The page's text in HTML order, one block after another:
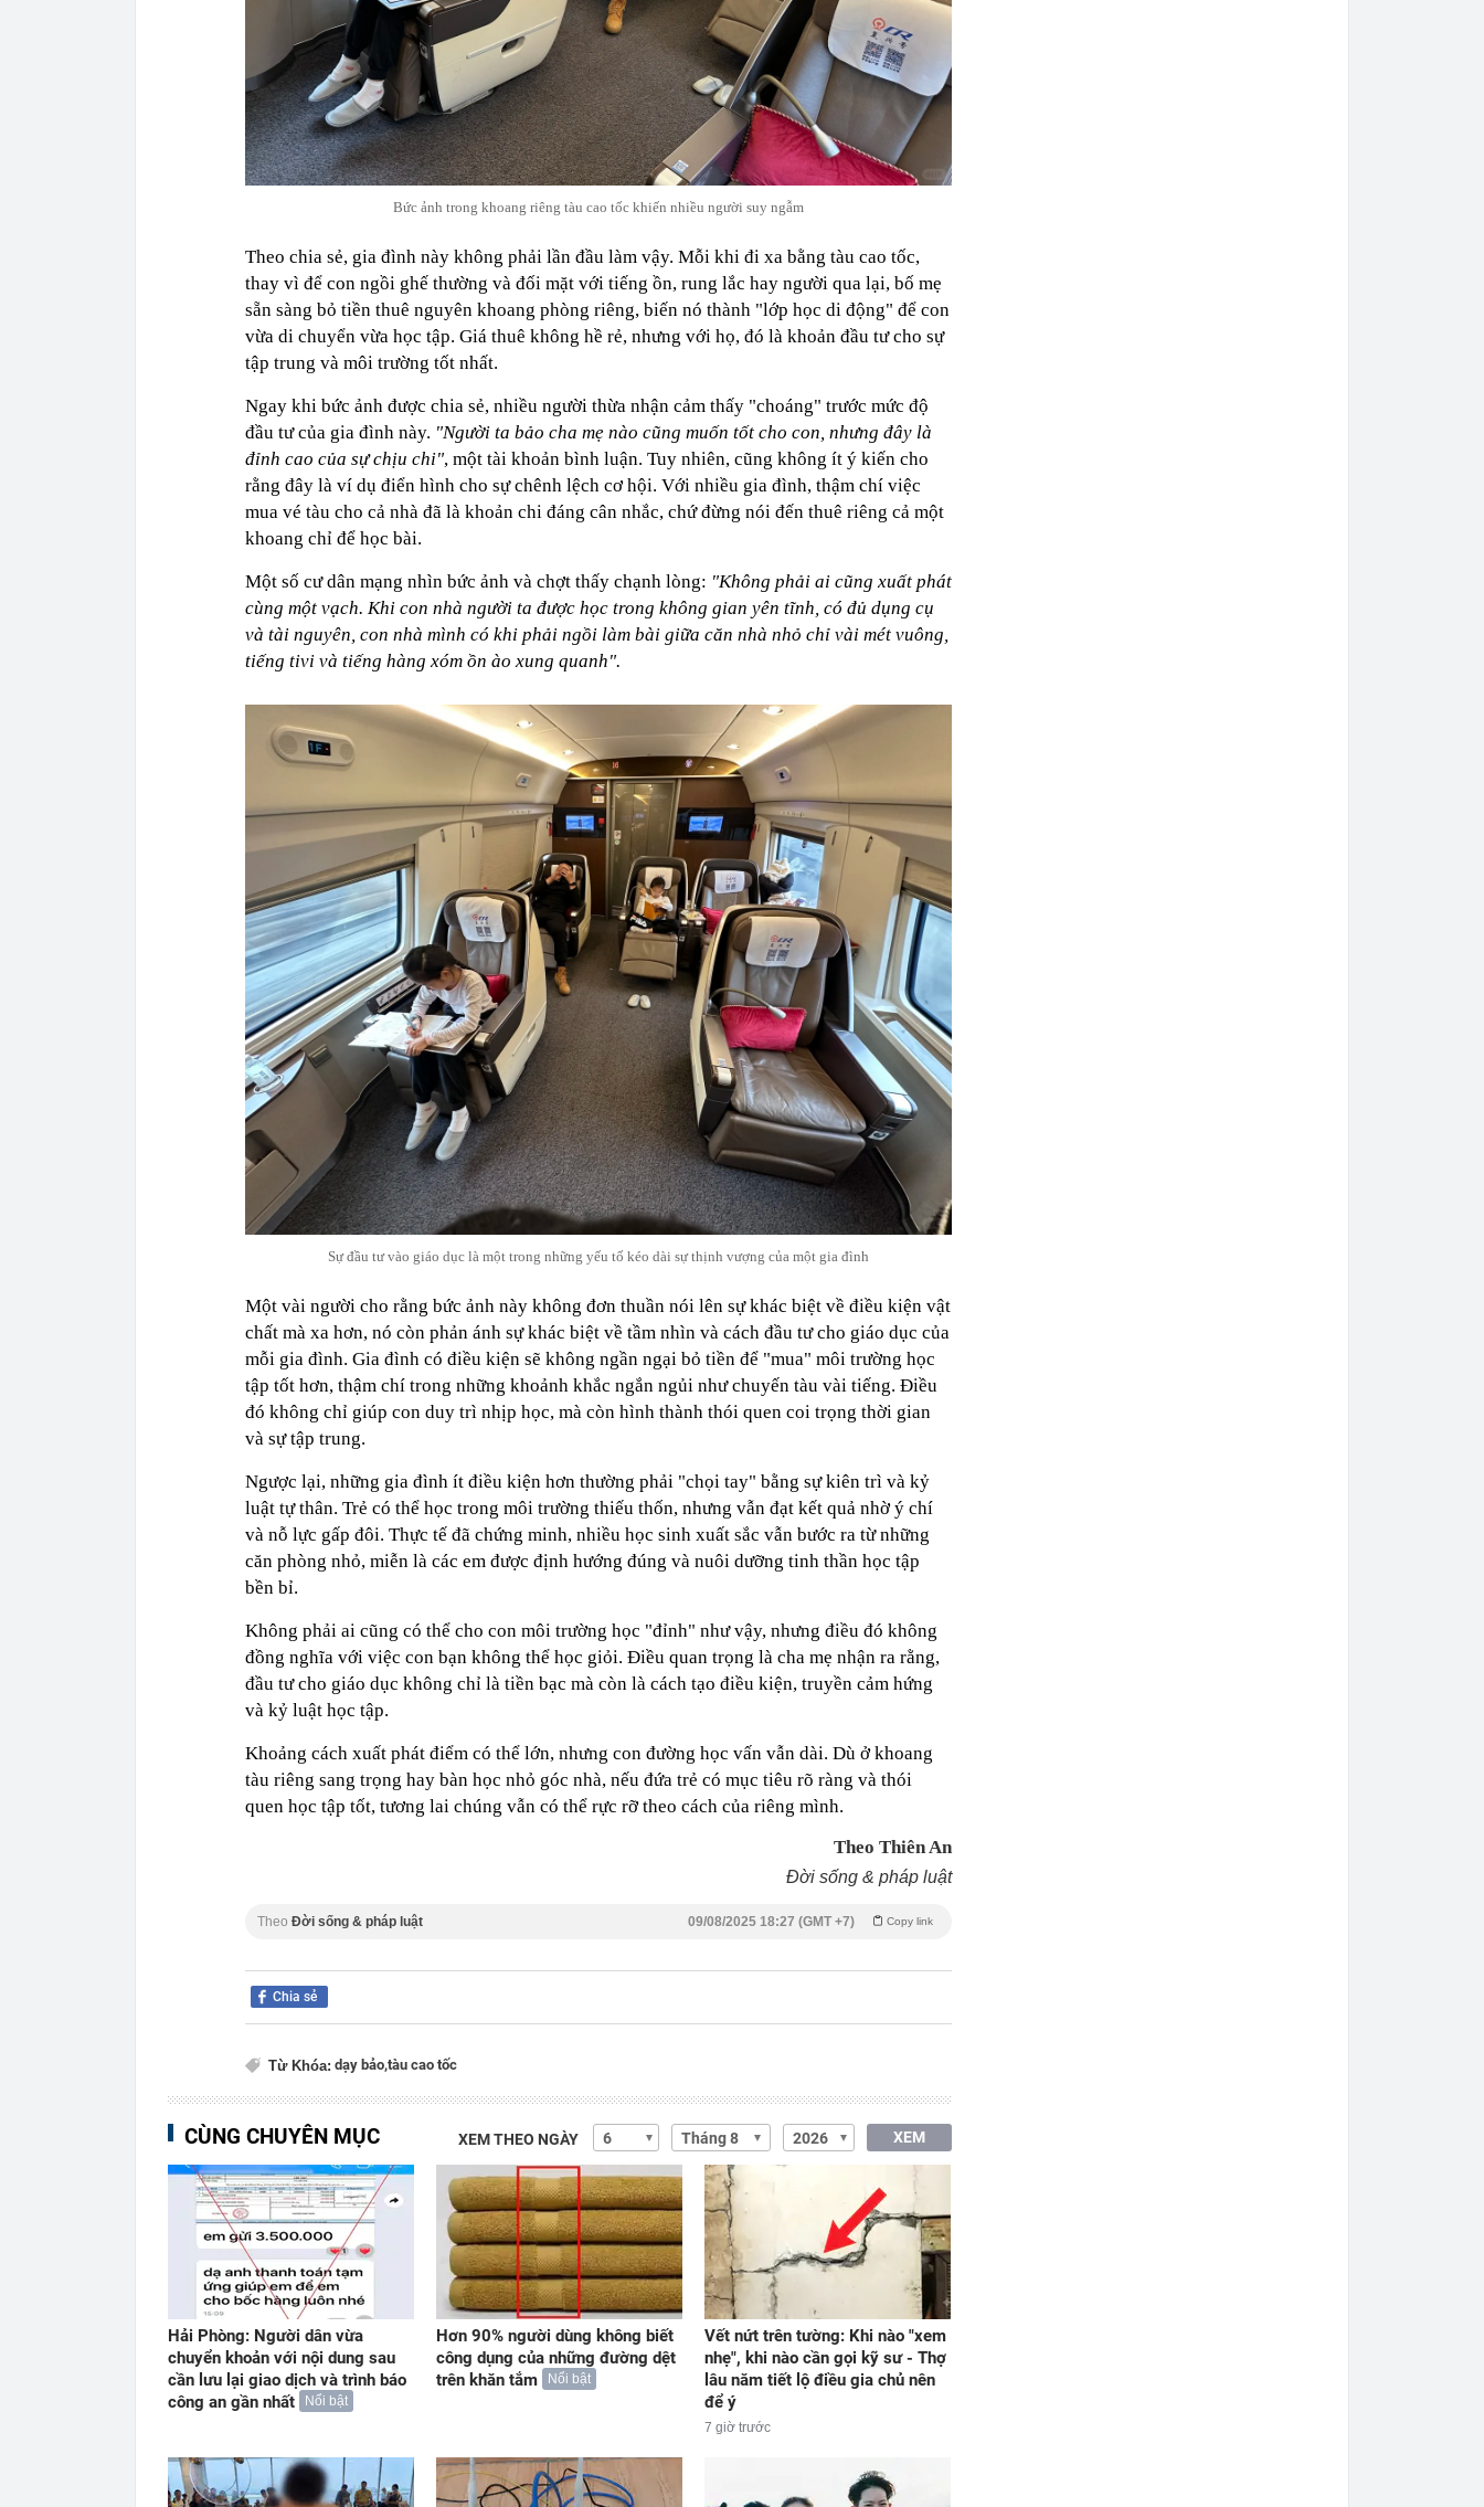
Bức ảnh trong khoang riêng tàu cao tốc khiến nhiều người suy ngẫm
Theo chia sẻ, gia đình này không phải lần đầu làm vậy. Mỗi khi đi xa bằng tàu cao tốc,
thay vì để con ngồi ghế thường và đối mặt với tiếng ồn, rung lắc hay người qua lại, bố mẹ
sẵn sàng bỏ tiền thuê nguyên khoang phòng riêng, biến nó thành "lớp học di động" để con
vừa di chuyển vừa học tập. Giá thuê không hề rẻ, nhưng với họ, đó là khoản đầu tư cho sự
tập trung và môi trường tốt nhất.
Ngay khi bức ảnh được chia sẻ, nhiều người thừa nhận cảm thấy "choáng" trước mức độ
đầu tư của gia đình này. "Người ta bảo cha mẹ nào cũng muốn tốt cho con, nhưng đây là
đỉnh cao của sự chịu chi", một tài khoản bình luận. Tuy nhiên, cũng không ít ý kiến cho
rằng đây là ví dụ điển hình cho sự chênh lệch cơ hội. Với nhiều gia đình, thậm chí việc
mua vé tàu cho cả nhà đã là khoản chi đáng cân nhắc, chứ đừng nói đến thuê riêng cả một
khoang chỉ để học bài.
Một số cư dân mạng nhìn bức ảnh và chợt thấy chạnh lòng: "Không phải ai cũng xuất phát
cùng một vạch. Khi con nhà người ta được học trong không gian yên tĩnh, có đủ dụng cụ
và tài nguyên, con nhà mình có khi phải ngồi làm bài giữa căn nhà nhỏ chỉ vài mét vuông,
tiếng tivi và tiếng hàng xóm ồn ào xung quanh".
Sự đầu tư vào giáo dục là một trong những yếu tố kéo dài sự thịnh vượng của một gia đình
Một vài người cho rằng bức ảnh này không đơn thuần nói lên sự khác biệt về điều kiện vật
chất mà xa hơn, nó còn phản ánh sự khác biệt về tầm nhìn và cách đầu tư cho giáo dục của
mỗi gia đình. Gia đình có điều kiện sẽ không ngần ngại bỏ tiền để "mua" môi trường học
tập tốt hơn, thậm chí trong những khoảnh khắc ngắn ngủi như chuyến tàu vài tiếng. Điều
đó không chỉ giúp con duy trì nhịp học, mà còn hình thành thói quen coi trọng thời gian
và sự tập trung.
Ngược lại, những gia đình ít điều kiện hơn thường phải "chọi tay" bằng sự kiên trì và kỷ
luật tự thân. Trẻ có thể học trong môi trường thiếu thốn, nhưng vẫn đạt kết quả nhờ ý chí
và nỗ lực gấp đôi. Thực tế đã chứng minh, nhiều học sinh xuất sắc vẫn bước ra từ những
căn phòng nhỏ, miễn là các em được định hướng đúng và nuôi dưỡng tinh thần học tập
bền bỉ.
Không phải ai cũng có thể cho con môi trường học "đỉnh" như vậy, nhưng điều đó không
đồng nghĩa với việc con bạn không thể học giỏi. Điều quan trọng là cha mẹ nhận ra rằng,
đầu tư cho giáo dục không chỉ là tiền bạc mà còn là cách tạo điều kiện, truyền cảm hứng
và kỷ luật học tập.
Khoảng cách xuất phát điểm có thể lớn, nhưng con đường học vấn vẫn dài. Dù ở khoang
tàu riêng sang trọng hay bàn học nhỏ góc nhà, nếu đứa trẻ có mục tiêu rõ ràng và thói
quen học tập tốt, tương lai chúng vẫn có thể rực rỡ theo cách của riêng mình.
Theo Thiên An
Đời sống & pháp luật
Theo Đời sống & pháp luật Copy link
09/08/2025 18:27 (GMT +7)
Chia sẻ
Từ Khóa: dạy bảo,tàu cao tốc
CÙNG CHUYÊN MỤC XEM THEO NGÀY XEM
Hải Phòng: Người dân vừa
chuyển khoản với nội dung sau
cần lưu lại giao dịch và trình báo
công an gần nhất
Nổi bật
Hơn 90% người dùng không biết
công dụng của những đường dệt
trên khăn tắm
Nổi bật
Vết nứt trên tường: Khi nào "xem
nhẹ", khi nào cần gọi kỹ sư - Thợ
lâu năm tiết lộ điều gia chủ nên
để ý
7 giờ trước